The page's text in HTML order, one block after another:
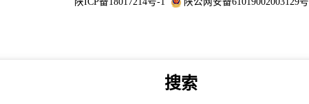
搜索